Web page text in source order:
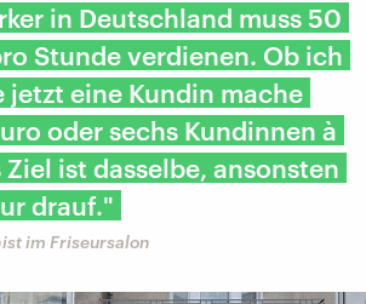
in Deutschland muss 50
Stunde verdienen. Ob ich
jetzt eine Kundin mache
oder sechs Kundinnen à
Ziel ist dasselbe, ansonsten
drauf."
im Friseursalon